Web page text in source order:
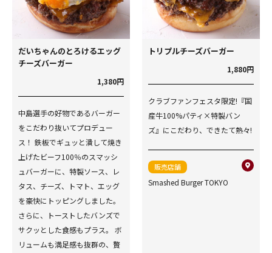
だいちゃんのとろけるエッグ
チーズバーガー
1,380円
中島選手の好物であるバーガー
をこだわり抜いてプロデュー
ス！ 鉄板でギュッと潰して焼き
上げたビーフ100％のスマッシ
ュバーガーに、特製ソース、レ
タス、チーズ、トマト、エッグ
を豪快にトッピングしました。
さらに、トーストしたバンズで
サクッとした食感もプラス。 ボ
リュームも満足感も抜群の、贅
トリプルチーズバーガー
1,880円
クラブファンフェスタ限定!『国
産牛100%パティ×特製バン
ズ』にこだわり、できたて熱々!
販売店舗
Smashed Burger TOKYO